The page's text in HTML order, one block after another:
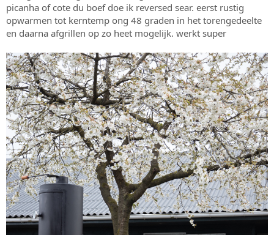
picanha of cote du boef doe ik reversed sear. eerst rustig
opwarmen tot kerntemp ong 48 graden in het torengedeelte
en daarna afgrillen op zo heet mogelijk. werkt super